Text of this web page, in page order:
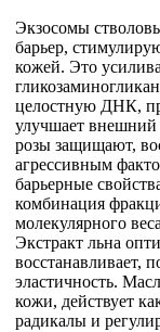
Экзосомы
барьер,
кожей. Это
целостную ДНК,
улучшает внешний
розы защищают,
агрессивным
барьерные
комбинация
молекулярного
Экстракт льна
восстанавливает,
эластичность.
кожи, действует
радикалы и